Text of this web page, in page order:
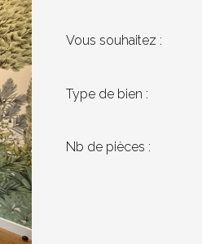
Vous souhaitez :
Type de bien :
Nb de pièces :